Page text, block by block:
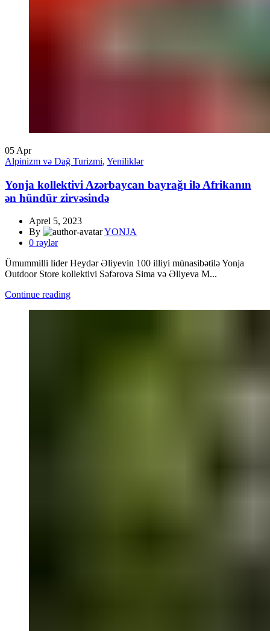
05 Apr
Alpinizm və Dağ Turizmi, Yeniliklər
Yonja kollektivi Azərbaycan bayrağı ilə Afrikanın
ən hündür zirvəsində
Aprel 5, 2023
By
YONJA
0 rəylər
Ümummilli lider Heydər Əliyevin 100 illiyi münasibətilə Yonja
Outdoor Store kollektivi Səfərova Sima və Əliyeva M...
Continue reading